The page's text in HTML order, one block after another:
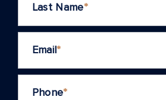
Last Name*
Email*
Phone*